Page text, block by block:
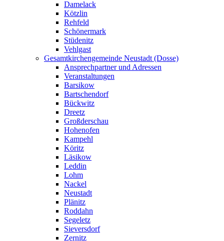
Damelack
Kötzlin
Rehfeld
Schönermark
Stüdenitz
Vehlgast
Gesamtkirchengemeinde Neustadt (Dosse)
Ansprechpartner und Adressen
Veranstaltungen
Barsikow
Bartschendorf
Bückwitz
Dreetz
Großderschau
Hohenofen
Kampehl
Köritz
Läsikow
Leddin
Lohm
Nackel
Neustadt
Plänitz
Roddahn
Segeletz
Sieversdorf
Zernitz